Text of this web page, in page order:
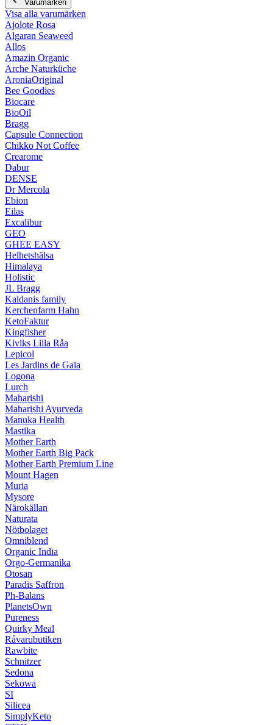
Varumärken
Visa alla varumärken
Ajolote Rosa
Algaran Seaweed
Allos
Amazin Organic
Arche Naturküche
AroniaOriginal
Bee Goodies
Biocare
BioOil
Bragg
Capsule Connection
Chikko Not Coffee
Crearome
Dabur
DENSE
Dr Mercola
Ebion
Eilas
Excalibur
GEO
GHEE EASY
Helhetshälsa
Himalaya
Holistic
JL Bragg
Kaldanis family
Kerchenfarm Hahn
KetoFaktur
Kingfisher
Kiviks Lilla Råa
Lepicol
Les Jardins de Gaïa
Logona
Lurch
Maharishi
Maharishi Ayurveda
Manuka Health
Mastika
Mother Earth
Mother Earth Big Pack
Mother Earth Premium Line
Mount Hagen
Muria
Mysore
Närokällan
Naturata
Nötbolaget
Omniblend
Organic India
Orgo-Germanika
Otosan
Paradis Saffron
Ph-Balans
PlanetsOwn
Pureness
Quirky Meal
Råvarubutiken
Rawbite
Schnitzer
Sedona
Sekowa
SI
Silicea
SimplyKeto